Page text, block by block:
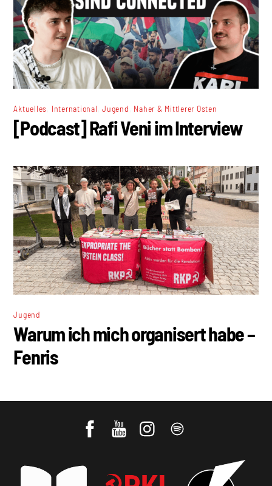
Aktuelles International ,Jugend Naher & Mittlerer Osten
[Podcast] Rafi Veni im Interview
Jugend
Warum ich mich organisert habe –
Fenris